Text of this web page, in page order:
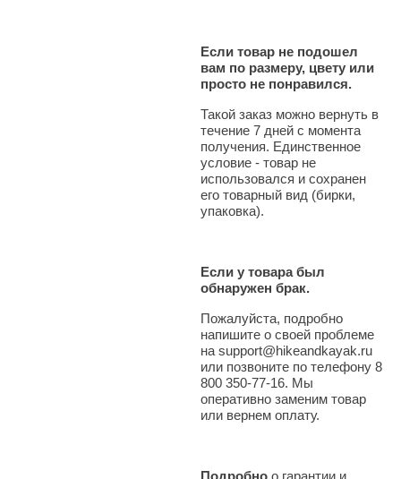
Если товар не подошел
вам по размеру, цвету или
просто не понравился.
Такой заказ можно вернуть в
течение 7 дней с момента
получения. Единственное
условие - товар не
использовался и сохранен
его товарный вид (бирки,
упаковка).
Если у товара был
обнаружен брак.
Пожалуйста, подробно
напишите о своей проблеме
на support@hikeandkayak.ru
или позвоните по телефону 8
800 350-77-16. Мы
оперативно заменим товар
или вернем оплату.